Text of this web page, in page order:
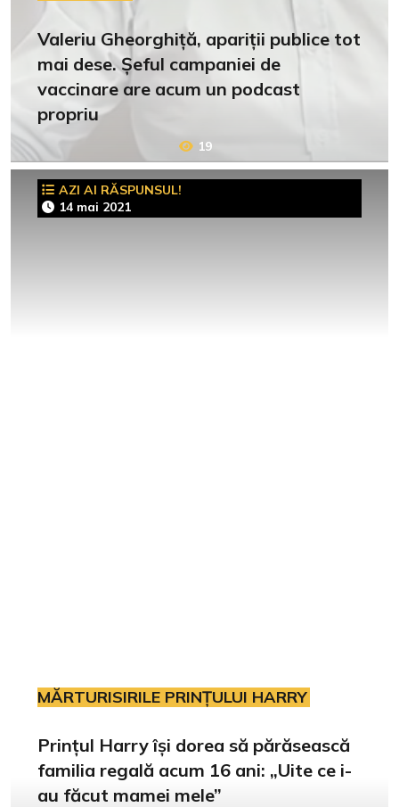
Valeriu Gheorghiță, apariții publice tot
mai dese. Șeful campaniei de
vaccinare are acum un podcast
propriu
19
AZI AI RĂSPUNSUL!
14 mai 2021
MĂRTURISIRILE PRINȚULUI HARRY
Prințul Harry își dorea să părăsească
familia regală acum 16 ani: „Uite ce i-
au făcut mamei mele”